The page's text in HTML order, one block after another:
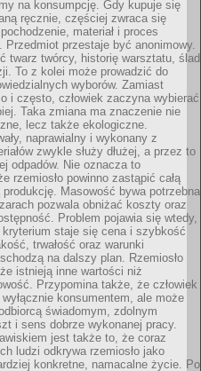
na konsumpcję. Gdy kupuje się
ręcznie, częściej zwraca się
materiał i proces
Przedmiot przestaje być anonimowy.
twarz twórcy, historię warsztatu, ślad
To z kolei może prowadzić do
wyborów. Zamiast
i często, człowiek zaczyna wybierać
Taka zmiana ma znaczenie nie
lecz także ekologiczne.
naprawialny i wykonany z
zwykle służy dłużej, a przez to
odpadów. Nie oznacza to
rzemiosło powinno zastąpić całą
produkcję. Masowość bywa potrzebna
pozwala obniżać koszty oraz
Problem pojawia się wtedy,
staje się cena i szybkość
trwałość oraz warunki
na dalszy plan. Rzemiosło
istnieją inne wartości niż
Przypomina także, że człowiek
konsumentem, ale może
świadomym, zdolnym
i sens dobrze wykonanej pracy.
jest także to, że coraz
ludzi odkrywa rzemiosło jako
konkretne, namacalne życie. Po